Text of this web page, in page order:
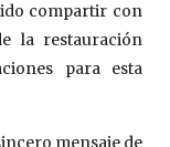
compartir con
la restauración
para esta
mensaje de